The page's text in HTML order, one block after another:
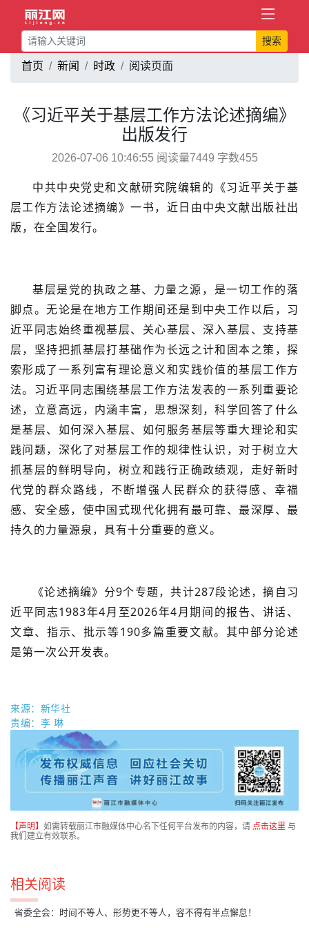
搜索
首页 新闻 时政 阅读页面
《习近平关于基层工作方法论述摘编》
出版发行
2026-07-06 10:46:55 阅读量7449 字数455
中共中央党史和文献研究院编辑的《习近平关于基
层工作方法论述摘编》一书，近日由中央文献出版社出
版，在全国发行。
基层是党的执政之基、力量之源，是一切工作的落
脚点。无论是在地方工作期间还是到中央工作以后，习
近平同志始终重视基层、关心基层、深入基层、支持基
层，坚持把抓基层打基础作为长远之计和固本之策，探
索形成了一系列富有理论意义和实践价值的基层工作方
法。习近平同志围绕基层工作方法发表的一系列重要论
述，立意高远，内涵丰富，思想深刻，科学回答了什么
是基层、如何深入基层、如何服务基层等重大理论和实
践问题，深化了对基层工作的规律性认识，对于树立大
抓基层的鲜明导向，树立和践行正确政绩观，走好新时
代党的群众路线，不断增强人民群众的获得感、幸福
感、安全感，使中国式现代化拥有最可靠、最深厚、最
持久的力量源泉，具有十分重要的意义。
《论述摘编》分9个专题，共计287段论述，摘自习
近平同志1983年4月至2026年4月期间的报告、讲话、
文章、指示、批示等190多篇重要文献。其中部分论述
是第一次公开发表。
来源：新华社
责编：李 琳
【声明】 如需转载丽江市融媒体中心名下任何平台发布的内容，请 点击这里 与
我们建立有效联系。
相关阅读
省委全会：时间不等人、形势更不等人，容不得有半点懈怠！